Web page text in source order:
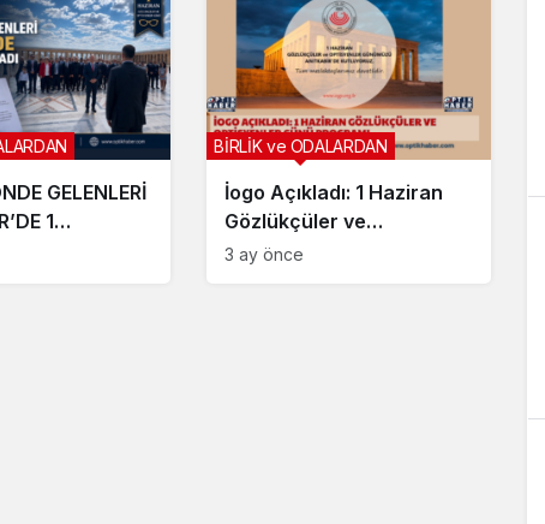
GELENLERİ
1
İogo Açıkladı: 1 Haziran
Gözlükçüler ve
Optisyenler Günü
BİRLİK ve ODALARDAN
3 ay önce